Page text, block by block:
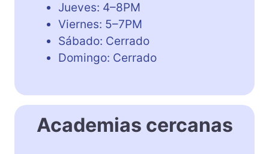
Jueves: 4–8PM
Viernes: 5–7PM
Sábado: Cerrado
Domingo: Cerrado
Academias cercanas